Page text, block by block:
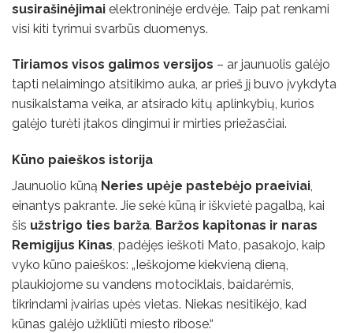
susirašinėjimai elektroninėje erdvėje. Taip pat renkami
visi kiti tyrimui svarbūs duomenys.
Tiriamos visos galimos versijos – ar jaunuolis galėjo
tapti nelaimingo atsitikimo auka, ar prieš jį buvo įvykdyta
nusikalstama veika, ar atsirado kitų aplinkybių, kurios
galėjo turėti įtakos dingimui ir mirties priežasčiai.
Kūno paieškos istorija
Jaunuolio kūną Neries upėje pastebėjo praeiviai,
einantys pakrante. Jie sekė kūną ir iškvietė pagalbą, kai
šis užstrigo ties barža. Baržos kapitonas ir naras
Remigijus Kinas, padėjęs ieškoti Mato, pasakojo, kaip
vyko kūno paieškos: „Ieškojome kiekvieną dieną,
plaukiojome su vandens motociklais, baidarėmis,
tikrindami įvairias upės vietas. Niekas nesitikėjo, kad
kūnas galėjo užkliūti miesto ribose.“